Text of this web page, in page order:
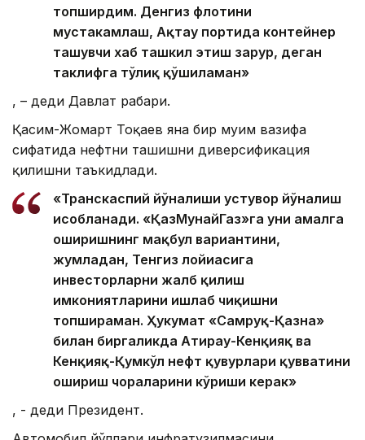
топширдим. Денгиз флотини
мустаҳкамлаш, Ақтау портида контейнер
ташувчи хаб ташкил этиш зарур, деган
таклифга тўлиқ қўшиламан»
, – деди Давлат раҳбари.
Қасим-Жомарт Тоқаев яна бир муҳим вазифа
сифатида нефтни ташишни диверсификация
қилишни таъкидлади.
«Транскаспий йўналиши устувор йўналиш
ҳисобланади. «ҚазМунайГаз»га уни амалга
оширишнинг мақбул вариантини,
жумладан, Тенгиз лойиҳасига
инвесторларни жалб қилиш
имкониятларини ишлаб чиқишни
топшираман. Ҳукумат «Самруқ-Қазна»
билан биргаликда Атирау-Кенқияқ ва
Кенқияқ-Қумкўл нефт қувурлари қувватини
ошириш чораларини кўриши керак»
, - деди Президент.